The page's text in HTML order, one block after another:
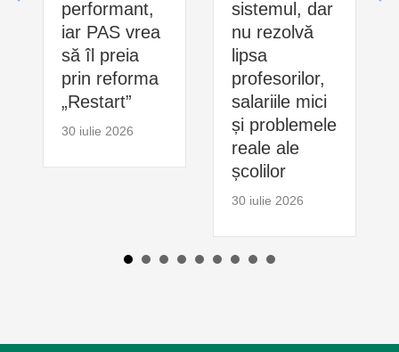
performant,
iar PAS vrea
să îl preia
prin reforma
„Restart”
30 iulie 2026
sistemul, dar
nu rezolvă
lipsa
profesorilor,
salariile mici
și problemele
reale ale
școlilor
30 iulie 2026